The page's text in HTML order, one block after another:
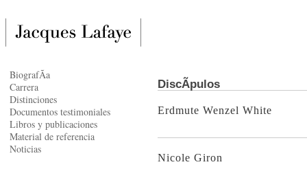
DiscÃ­pulos
Erdmute Wenzel White
Nicole Giron
BiografÃ­a
Carrera
Distinciones
Documentos testimoniales
Libros y publicaciones
Material de referencia
Noticias